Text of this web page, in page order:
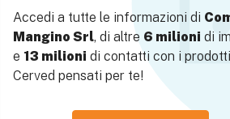
Accedi a tutte le informazioni di
Mangino Srl, di altre 6 milioni di
e 13 milioni di contatti con i prodotti
Cerved pensati per te!